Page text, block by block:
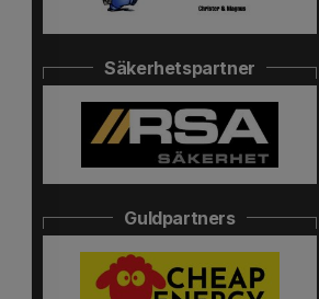
Säkerhetspartner
Guldpartners